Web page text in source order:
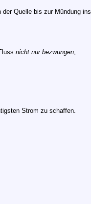
der Quelle bis zur Mündung ins
nicht nur bezwungen,
Strom zu schaffen.